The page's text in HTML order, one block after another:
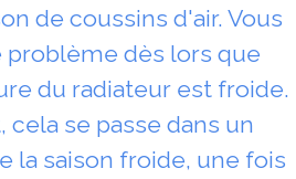
de coussins d'air. Vous
problème dès lors que
du radiateur est froide.
se passe dans un
la saison froide, une fois